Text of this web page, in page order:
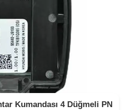
Kumandası 4 Düğmeli PN